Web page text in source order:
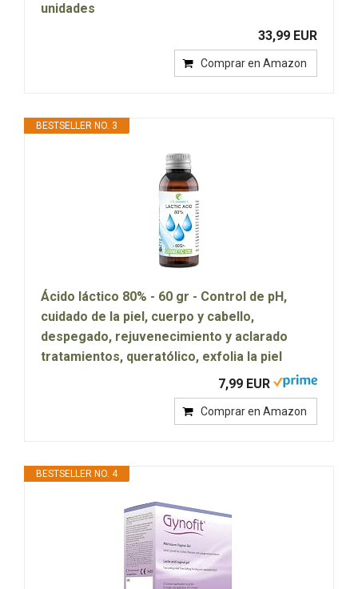
unidades
33,99 EUR
Comprar en Amazon
BESTSELLER NO. 3
Ácido láctico 80% - 60 gr - Control de pH,
cuidado de la piel, cuerpo y cabello,
despegado, rejuvenecimiento y aclarado
tratamientos, queratólico, exfolia la piel
7,99 EUR
Comprar en Amazon
BESTSELLER NO. 4